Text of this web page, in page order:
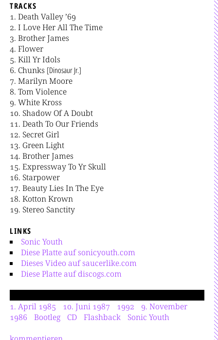
TRACKS
Death Valley ’69
I Love Her All The Time
Brother James
Flower
Kill Yr Idols
Chunks [Dinosaur Jr.]
Marilyn Moore
Tom Violence
White Kross
Shadow Of A Doubt
Death To Our Friends
Secret Girl
Green Light
Brother James
Expressway To Yr Skull
Starpower
Beauty Lies In The Eye
Kotton Krown
Stereo Sanctity
LINKS
Sonic Youth
Diese Platte auf sonicyouth.com
Dieses Video auf saucerlike.com
Diese Platte auf discogs.com
1. April 1985 10. Juni 1987 1992
9. November
1986
Bootleg CD Flashback Sonic Youth